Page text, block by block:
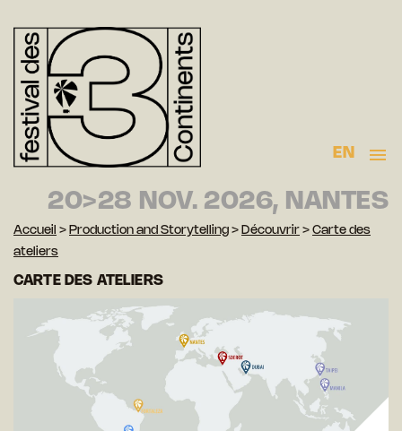
EN
20>28 NOV. 2026, NANTES
Accueil > Production and Storytelling > Découvrir > Carte des
ateliers
CARTE DES ATELIERS